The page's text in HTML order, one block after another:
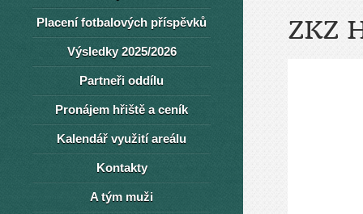
ZKZ
Placení fotbalových příspěvků
Výsledky 2025/2026
Partneři oddílu
Pronájem hřiště a ceník
Kalendář využití areálu
Kontakty
A tým muži